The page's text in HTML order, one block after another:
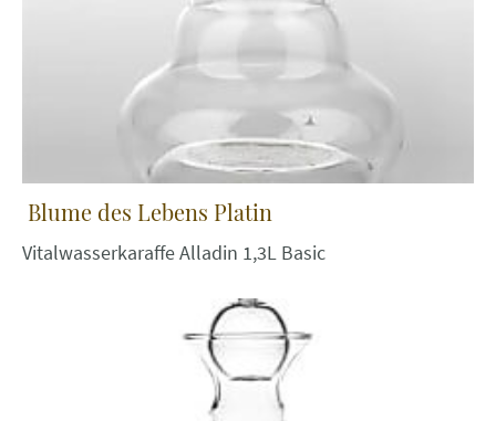
Blume des Lebens Platin
Vitalwasserkaraffe Alladin 1,3L Basic